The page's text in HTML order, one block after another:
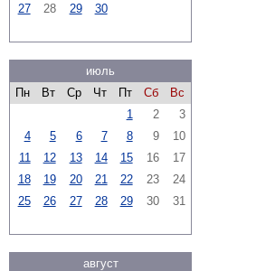
27
28 29 30
июль
Пн
Вт Ср Чт Пт Сб
Вс
1
2
3
4
5 6 7 8 9
10
11
12 13 14 15 16
17
18
19 20 21 22 23
24
25
26 27 28 29 30 31
август